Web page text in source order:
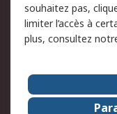
Politique de
des données -
jour
A propos de RS
Le groupe RS
souhaitez pas,
limiter l’accès à
plus, consultez